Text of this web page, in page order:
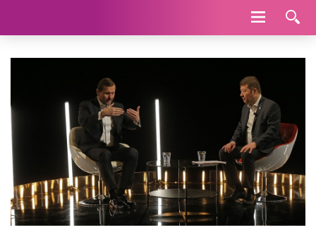
Navigace